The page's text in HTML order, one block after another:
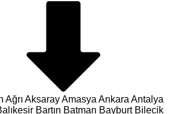
Ağrı AksarayAmasya Ankara Antalya
Bartın Batman Bayburt Bilecik